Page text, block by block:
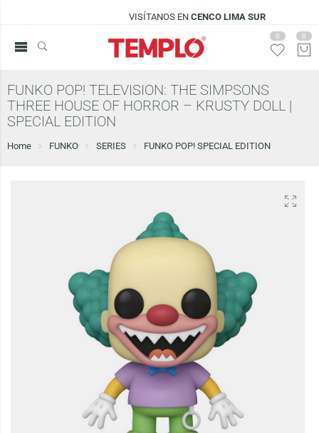
VISÍTANOS ENCENCO LIMA SUR
0 0
FUNKO POP! TELEVISION: THE SIMPSONS
THREE HOUSE OF HORROR – KRUSTY DOLL |
SPECIAL EDITION
Home FUNKO SERIES FUNKO POP! SPECIAL EDITION